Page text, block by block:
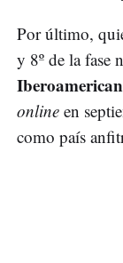
Por último,
y 8º de la fase
online en
como país